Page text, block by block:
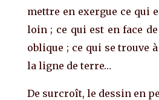
mettre en exergue ce qui
loin ; ce qui est en face
oblique ; ce qui se trouve
la ligne de terre…
De surcroît, le dessin en